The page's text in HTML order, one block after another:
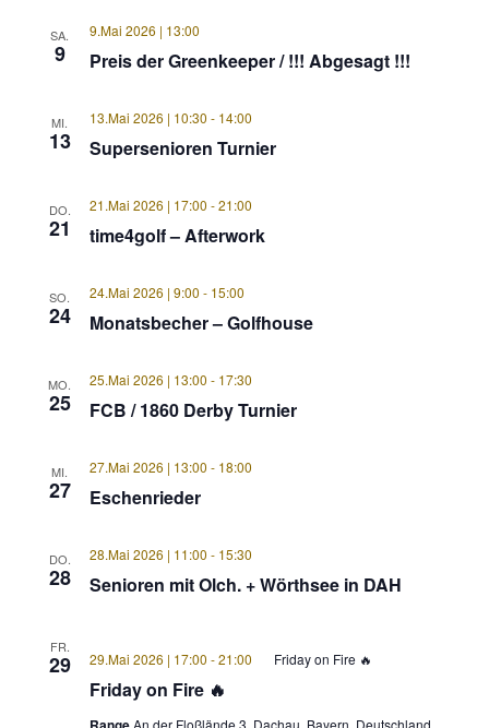
SA.
9 Preis der Greenkeeper / !!! Abgesagt !!!
9.Mai 2026 | 13:00
MI.
13 Supersenioren Turnier
13.Mai 2026 | 10:30 - 14:00
DO.
21 time4golf – Afterwork
21.Mai 2026 | 17:00 -21:00
SO.
24 Monatsbecher – Golfhouse
24.Mai 2026 | 9:00 - 15:00
MO.
25 FCB / 1860 Derby Turnier
25.Mai 2026 | 13:00 - 17:30
MI.
27 Eschenrieder
27.Mai 2026 | 13:00 - 18:00
DO.
28 Senioren mit Olch. + Wörthsee in DAH
28.Mai 2026 | 11:00 - 15:30
FR.
29
Friday on Fire 🔥
29.Mai 2026 | 17:00 -21:00 Friday on Fire 🔥
An der Floßlände 3, Dachau, Bayern, Deutschland